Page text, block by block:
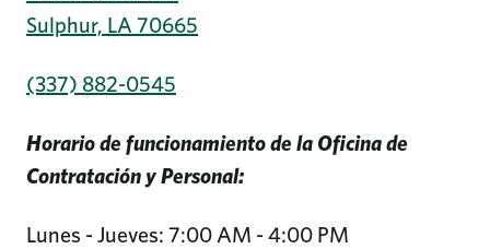
Sulphur, LA 70665
(337) 882-0545
Horario de funcionamiento de la Oficina de
Contratación y Personal:
Lunes - Jueves: 7:00 AM - 4:00 PM